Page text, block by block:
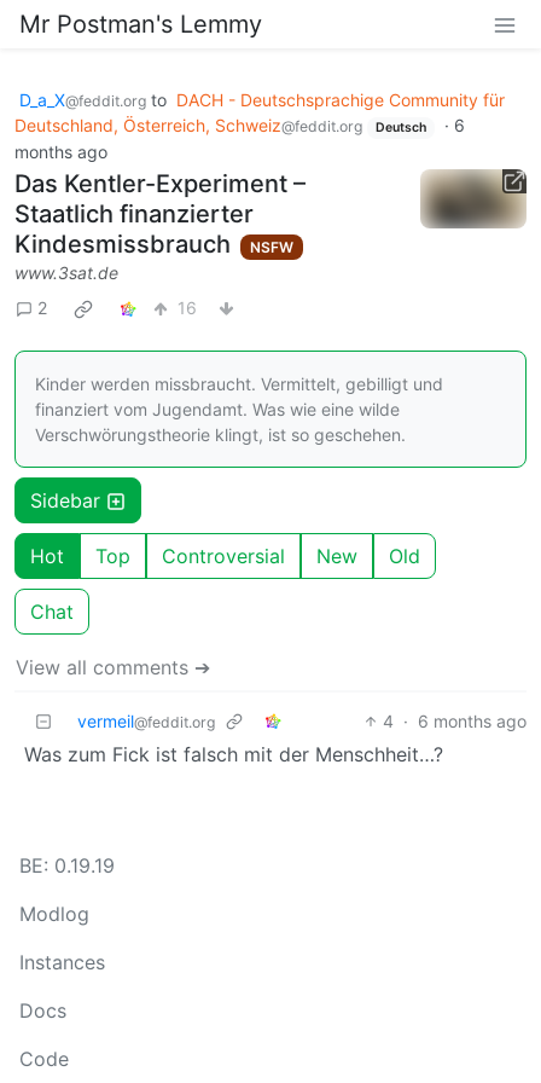
Mr Postman's Lemmy
D_a_X@feddit.org to DACH - Deutschsprachige Community für
Deutschland, Österreich, Schweiz@feddit.org Deutsch · 6
months ago
Das Kentler-Experiment –
Staatlich finanzierter
Kindesmissbrauch
NSFW
www.3sat.de
2
16
Kinder werden missbraucht. Vermittelt, gebilligt und
finanziert vom Jugendamt. Was wie eine wilde
Verschwörungstheorie klingt, ist so geschehen.
Sidebar
Hot Top Controversial New Old
Chat
View all comments ➔
vermeil@feddit.org 4 · 6 months ago
Was zum Fick ist falsch mit der Menschheit…?
BE: 0.19.19
Modlog
Instances
Docs
Code